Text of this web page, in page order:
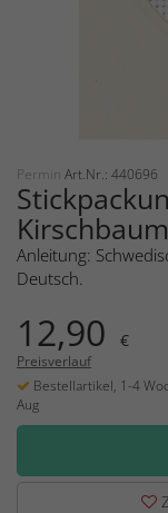
Permin Art.Nr.: 440696
Kirschbaum
Anleitung:
Deutsch.
12,90 €
Preisverlauf
Bestellartikel, 1-4
Aug